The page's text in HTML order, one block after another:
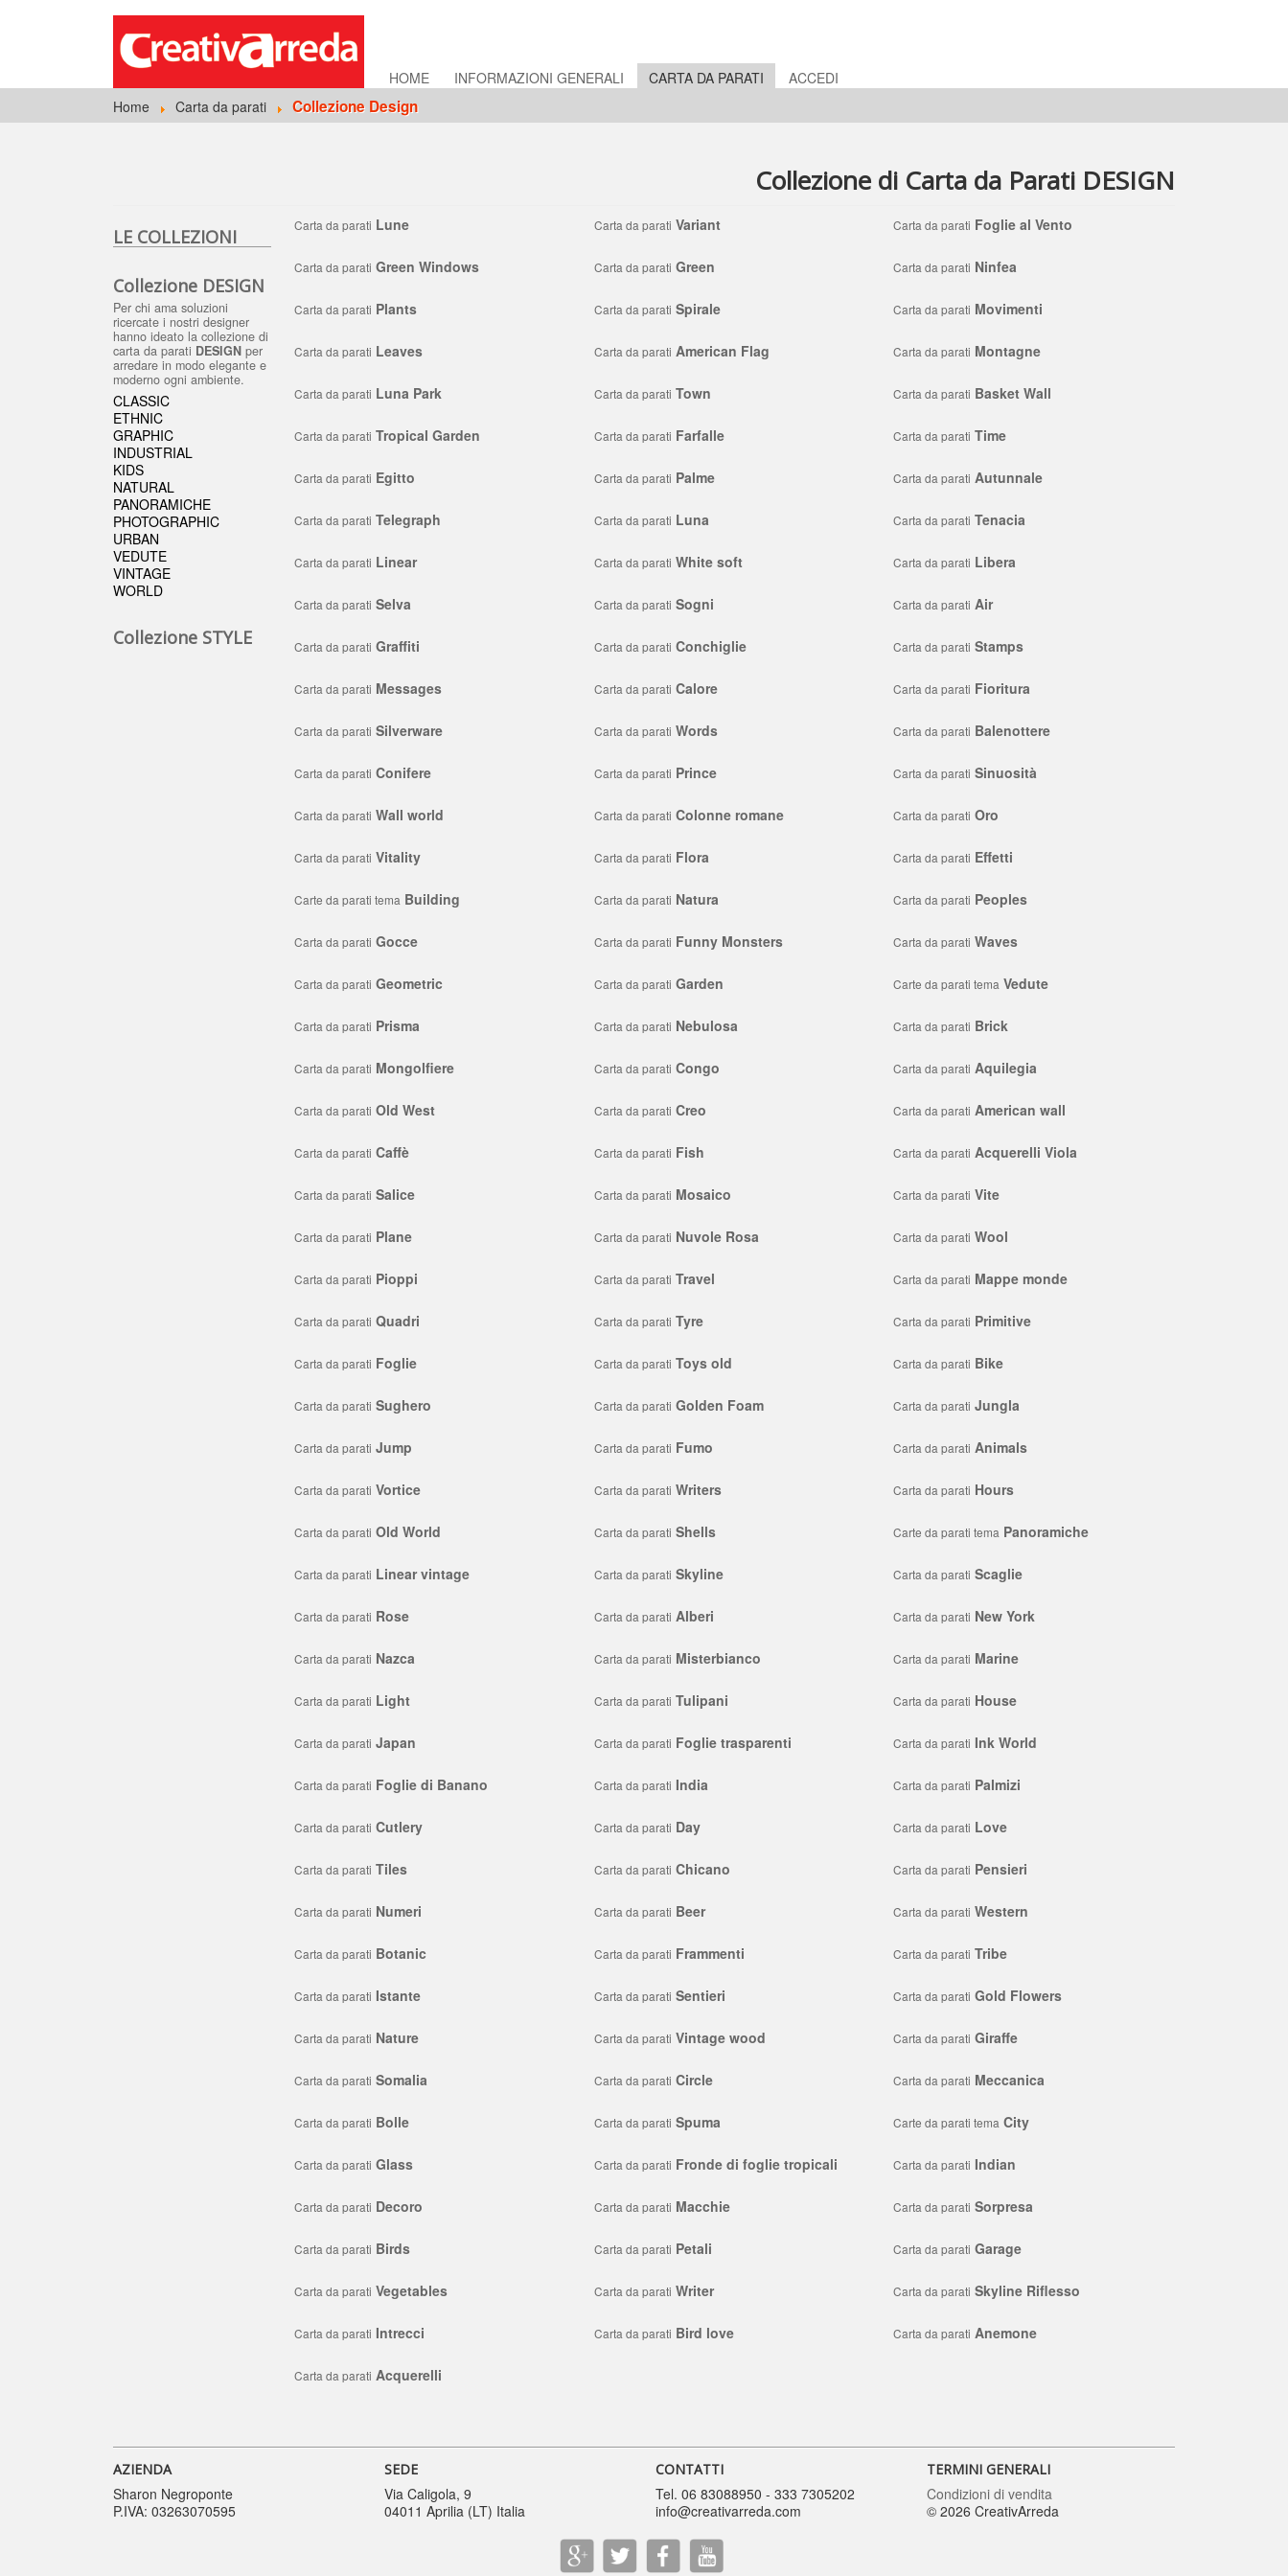
HOME INFORMAZIONI GENERALI CARTA DA PARATI
ACCEDI
Home
Carta da parati Collezione Design
Collezione di Carta da Parati DESIGN
LE COLLEZIONI
Collezione DESIGN
Per chi ama soluzioni
ricercate i nostri designer
hanno ideato la collezione di
carta da parati DESIGN per
arredare in modo elegante e
moderno ogni ambiente.
CLASSIC
ETHNIC
GRAPHIC
INDUSTRIAL
KIDS
NATURAL
PANORAMICHE
PHOTOGRAPHIC
URBAN
VEDUTE
VINTAGE
WORLD
Collezione STYLE
Carta da parati Lune Carta da parati Variant Carta da parati Foglie al Vento
Carta da parati Green Windows Carta da parati Green Carta da parati Ninfea
Carta da parati Plants Carta da parati Spirale Carta da parati Movimenti
Carta da parati Leaves Carta da parati American Flag Carta da parati Montagne
Carta da parati Luna Park Carta da parati Town Carta da parati Basket Wall
Carta da parati Tropical Garden Carta da parati Farfalle Carta da parati Time
Carta da parati Egitto Carta da parati Palme Carta da parati Autunnale
Carta da parati Telegraph Carta da parati Luna Carta da parati Tenacia
Carta da parati Linear Carta da parati White soft Carta da parati Libera
Carta da parati Selva Carta da parati Sogni Carta da parati Air
Carta da parati Graffiti Carta da parati Conchiglie Carta da parati Stamps
Carta da parati Messages Carta da parati Calore Carta da parati Fioritura
Carta da parati Silverware Carta da parati Words Carta da parati Balenottere
Carta da parati Conifere Carta da parati Prince Carta da parati Sinuosità
Carta da parati Wall world Carta da parati Colonne romane Carta da parati Oro
Carta da parati Vitality Carta da parati Flora Carta da parati Effetti
Carte da parati tema Building Carta da parati Natura Carta da parati Peoples
Carta da parati Gocce Carta da parati Funny Monsters Carta da parati Waves
Carta da parati Geometric Carta da parati Garden Carte da parati tema Vedute
Carta da parati Prisma Carta da parati Nebulosa Carta da parati Brick
Carta da parati Mongolfiere Carta da parati Congo Carta da parati Aquilegia
Carta da parati Old West Carta da parati Creo Carta da parati American wall
Carta da parati Caffè Carta da parati Fish Carta da parati Acquerelli Viola
Carta da parati Salice Carta da parati Mosaico Carta da parati Vite
Carta da parati Plane Carta da parati Nuvole Rosa Carta da parati Wool
Carta da parati Pioppi Carta da parati Travel Carta da parati Mappe monde
Carta da parati Quadri Carta da parati Tyre Carta da parati Primitive
Carta da parati Foglie Carta da parati Toys old Carta da parati Bike
Carta da parati Sughero Carta da parati Golden Foam Carta da parati Jungla
Carta da parati Jump Carta da parati Fumo Carta da parati Animals
Carta da parati Vortice Carta da parati Writers Carta da parati Hours
Carta da parati Old World Carta da parati Shells Carte da parati tema Panoramiche
Carta da parati Linear vintage Carta da parati Skyline Carta da parati Scaglie
Carta da parati Rose Carta da parati Alberi Carta da parati New York
Carta da parati Nazca Carta da parati Misterbianco Carta da parati Marine
Carta da parati Light Carta da parati Tulipani Carta da parati House
Carta da parati Japan Carta da parati Foglie trasparenti Carta da parati Ink World
Carta da parati Foglie di Banano Carta da parati India Carta da parati Palmizi
Carta da parati Cutlery Carta da parati Day Carta da parati Love
Carta da parati Tiles Carta da parati Chicano Carta da parati Pensieri
Carta da parati Numeri Carta da parati Beer Carta da parati Western
Carta da parati Botanic Carta da parati Frammenti Carta da parati Tribe
Carta da parati Istante Carta da parati Sentieri Carta da parati Gold Flowers
Carta da parati Nature Carta da parati Vintage wood Carta da parati Giraffe
Carta da parati Somalia Carta da parati Circle Carta da parati Meccanica
Carta da parati Bolle Carta da parati Spuma Carte da parati tema City
Carta da parati Glass Carta da parati Fronde di foglie tropicali Carta da parati Indian
Carta da parati Decoro Carta da parati Macchie Carta da parati Sorpresa
Carta da parati Birds Carta da parati Petali Carta da parati Garage
Carta da parati Vegetables Carta da parati Writer Carta da parati Skyline Riflesso
Carta da parati Intrecci Carta da parati Bird love Carta da parati Anemone
Carta da parati Acquerelli
AZIENDA
Sharon Negroponte
P.IVA: 03263070595
SEDE
Via Caligola, 9
04011 Aprilia (LT) Italia
CONTATTI
Tel. 06 83088950 - 333 7305202
info@creativarreda.com
TERMINI GENERALI
Condizioni di vendita
© 2026 CreativArreda